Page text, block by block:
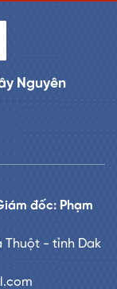
Nguyên
đốc: Phạm
Thuột - tỉnh Dak